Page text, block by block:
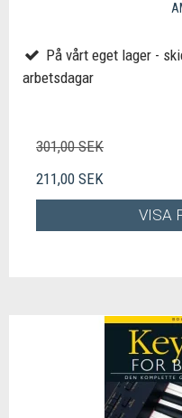
På vårt eget lager -
arbetsdagar
301,00 SEK
211,00 SEK
VISA